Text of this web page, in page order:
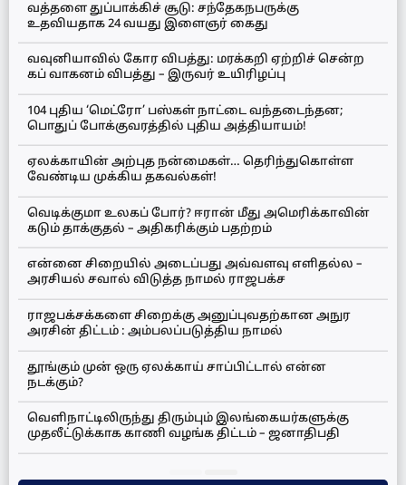
வத்தளை துப்பாக்கிச் சூடு: சந்தேகநபருக்கு
உதவியதாக 24 வயது இளைஞர் கைது
வவுனியாவில் கோர விபத்து: மரக்கறி ஏற்றிச் சென்ற
கப் வாகனம் விபத்து – இருவர் உயிரிழப்பு
104 புதிய ‘மெட்ரோ’ பஸ்கள் நாட்டை வந்தடைந்தன;
பொதுப் போக்குவரத்தில் புதிய அத்தியாயம்!
ஏலக்காயின் அற்புத நன்மைகள்… தெரிந்துகொள்ள
வேண்டிய முக்கிய தகவல்கள்!
வெடிக்குமா உலகப் போர்? ஈரான் மீது அமெரிக்காவின்
கடும் தாக்குதல் – அதிகரிக்கும் பதற்றம்
என்னை சிறையில் அடைப்பது அவ்வளவு எளிதல்ல –
அரசியல் சவால் விடுத்த நாமல் ராஜபக்ச
ராஜபக்சக்களை சிறைக்கு அனுப்புவதற்கான அநுர
அரசின் திட்டம் : அம்பலப்படுத்திய நாமல்
தூங்கும் முன் ஒரு ஏலக்காய் சாப்பிட்டால் என்ன
நடக்கும்?
வெளிநாட்டிலிருந்து திரும்பும் இலங்கையர்களுக்கு
முதலீட்டுக்காக காணி வழங்க திட்டம் – ஜனாதிபதி